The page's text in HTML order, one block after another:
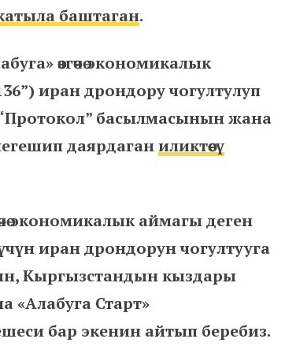
баштаган.
өзгөчө экономикалык
иран дрондору чогултулуп
басылмасынын жана
даярдаганиликтөөсү
экономикалык аймагы деген
иран дрондорун чогултууга
Кыргызстандын кыздары
Старт»
бар экенин айтып беребиз.